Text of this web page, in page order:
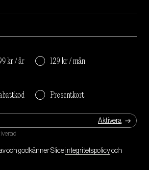
kr / år 129 kr / mån
Presentkort
och godkänner Slice integritetspolicyoch